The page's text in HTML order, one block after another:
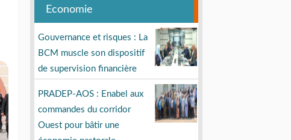
Economie
Gouvernance et risques : La
BCM muscle son dispositif
de supervision financière
PRADEP-AOS : Enabel aux
commandes du corridor
Ouest pour bâtir une